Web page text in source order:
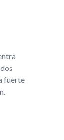
fuerte